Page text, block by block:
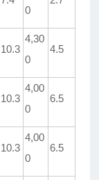
0
10.3
4,30
0
4.5
10.3
4,00
0
6.5
10.3
4,00
0
6.5